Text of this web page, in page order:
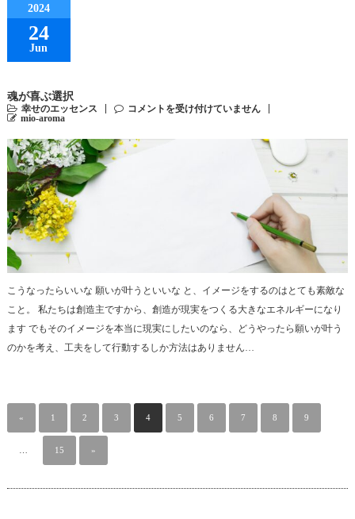
2024
24
Jun
魂が喜ぶ選択
幸せのエッセンス
コメントを受け付けていません
mio-aroma
こうなったらいいな 願いが叶うといいな と、イメージをするのはとても素敵な
こと。 私たちは創造主ですから、創造が現実をつくる大きなエネルギーになり
ます でもそのイメージを本当に現実にしたいのなら、どうやったら願いが叶う
のかを考え、工夫をして行動するしか方法はありません…
« 1 2 3 4 5 6 7 8 9
15 »